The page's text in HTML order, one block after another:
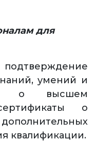
для
умений и
о высшем
о
квалификации.